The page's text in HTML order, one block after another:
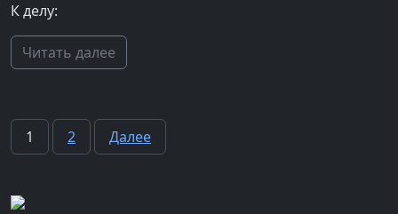
К делу:
Читать далее
Пагинация
1 2 Далее